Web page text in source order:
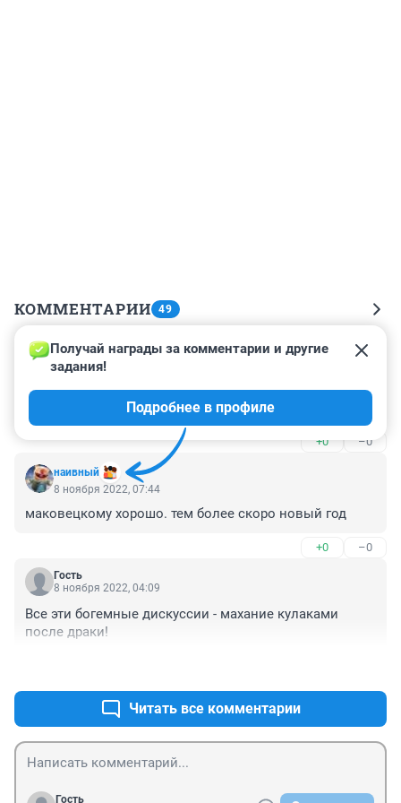
КОММЕНТАРИИ 49
Гость
8 ноября 2022, 10:23
Касылёк-касылёк! Какой касылёк?
+0 –0
наивный
Получай награды за комментарии и другие
задания!
Подробнее в профиле
8 ноября 2022, 07:44
маковецкому хорошо. тем более скоро новый год
+0 –0
Гость
8 ноября 2022, 04:09
Все эти богемные дискуссии - махание кулаками
после драки!
Читать все комментарии
Гость